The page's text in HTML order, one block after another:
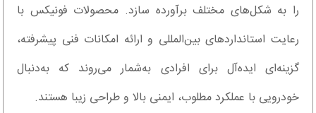
را به شکل‌های مختلف برآورده سازد. محصولات فونیکس با
رعایت استانداردهای بین‌المللی و ارائه امکانات فنی پیشرفته،
گزینه‌ای ایده‌آل برای افرادی به‌شمار می‌روند که به‌دنبال
خودرویی با عملکرد مطلوب، ایمنی بالا و طراحی زیبا هستند.